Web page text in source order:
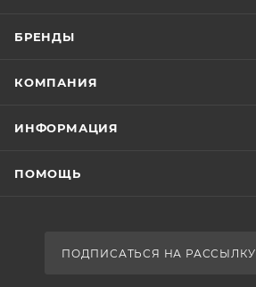
БРЕНДЫ
КОМПАНИЯ
ИНФОРМАЦИЯ
ПОМОЩЬ
ПОДПИСАТЬСЯ НА РАССЫЛКУ